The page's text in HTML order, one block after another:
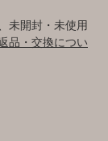
未開封・未使用
品・交換につい